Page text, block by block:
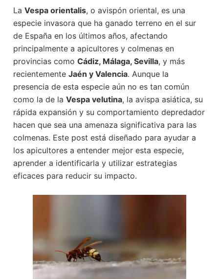
La Vespa orientalis, o avispón oriental, es una
especie invasora que ha ganado terreno en el sur
de España en los últimos años, afectando
principalmente a apicultores y colmenas en
provincias como Cádiz, Málaga, Sevilla, y más
recientemente Jaén y Valencia. Aunque la
presencia de esta especie aún no es tan común
como la de la Vespa velutina, la avispa asiática, su
rápida expansión y su comportamiento depredador
hacen que sea una amenaza significativa para las
colmenas. Este post está diseñado para ayudar a
los apicultores a entender mejor esta especie,
aprender a identificarla y utilizar estrategias
eficaces para reducir su impacto.